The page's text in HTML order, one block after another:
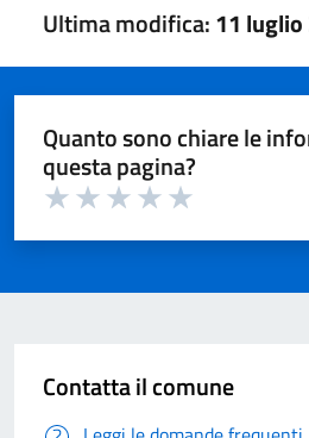
Ultima modifica:11
Quanto sono chiare le
questa pagina?
Contatta il comune